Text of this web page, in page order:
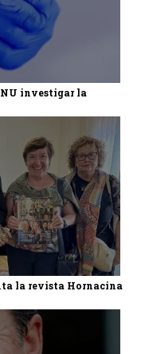
investigar la
la revista Hornacina